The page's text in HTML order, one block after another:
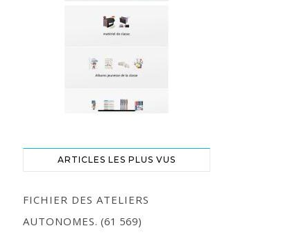
ARTICLES LES PLUS VUS
FICHIER DES ATELIERS
AUTONOMES. (61 569)